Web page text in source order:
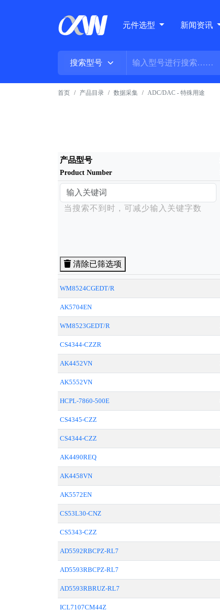
元件选型 新闻资讯
首页 产品目录 数据采集 ADC/DAC - 特殊用途
产品型号
Product Number
当搜索不到时，可减少输入关键字数
清除已筛选项
WM8524CGEDT/R
AK5704EN
WM8523GEDT/R
CS4344-CZZR
AK4452VN
AK5552VN
HCPL-7860-500E
CS4345-CZZ
CS4344-CZZ
AK4490REQ
AK4458VN
AK5572EN
CS53L30-CNZ
CS5343-CZZ
AD5592RBCPZ-RL7
AD5593RBCPZ-RL7
AD5593RBRUZ-RL7
ICL7107CM44Z